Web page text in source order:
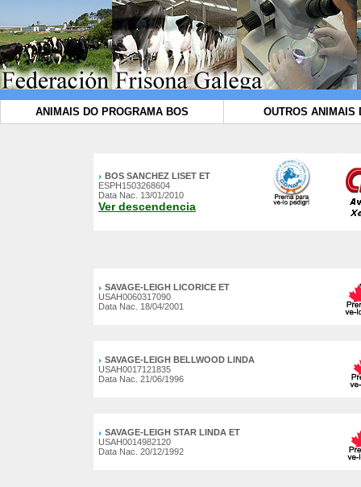
ANIMAIS DO PROGRAMA BOS OUTROS ANIMAIS
BOS SANCHEZ LISET ET
ESPH1503268604
Data Nac. 13/01/2010
Ver descendencia
SAVAGE-LEIGH LICORICE ET
USAH0060317090
Data Nac. 18/04/2001
SAVAGE-LEIGH BELLWOOD LINDA
USAH0017121835
Data Nac. 21/06/1996
SAVAGE-LEIGH STAR LINDA ET
USAH0014982120
Data Nac. 20/12/1992